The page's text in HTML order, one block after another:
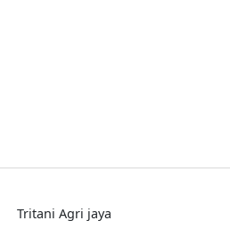
Tritani Agri jaya